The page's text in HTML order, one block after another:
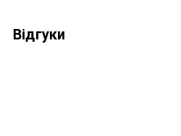
Відгуки